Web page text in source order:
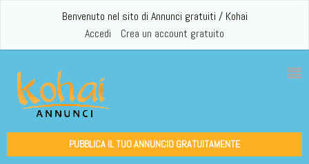
Benvenuto nel sito di Annunci gratuiti / Kohai
Accedi
Crea un account gratuito
PUBBLICA IL TUO ANNUNCIO GRATUITAMENTE